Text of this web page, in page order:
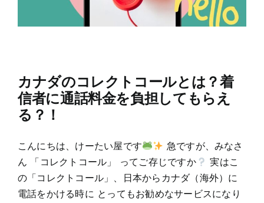
カナダのコレクトコールとは？着
信者に通話料金を負担してもらえ
る？！
こんにちは、けーたい屋です
急ですが、みなさ
ん 「コレクトコール」 ってご存じですか
実はこ
の「コレクトコール」、日本からカナダ（海外）に
電話をかける時に とってもお勧めなサービスになり